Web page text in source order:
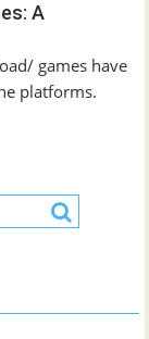
A
games have
platforms.